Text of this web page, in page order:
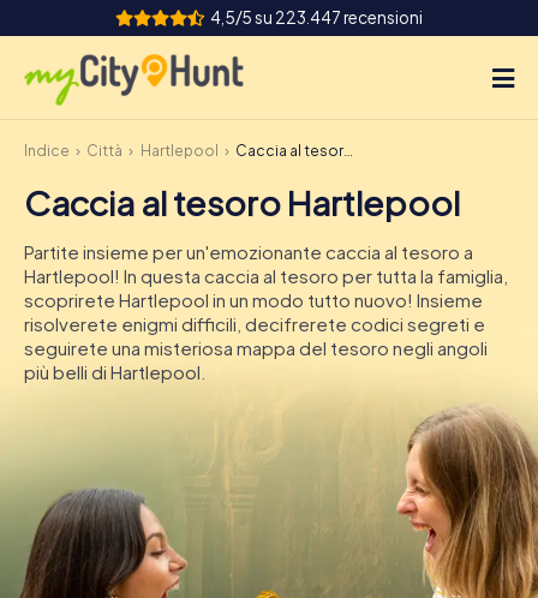
4,5/5 su 223.447 recensioni
Come funziona
Città
Tour
Team Building
Biglietti
DE
IE
IT
Indice Città Hartlepool Caccia al tesoro Hartlepool
Caccia al tesoro Hartlepool
Partite insieme per un'emozionante caccia al tesoro a
Hartlepool! In questa caccia al tesoro per tutta la famiglia,
scoprirete Hartlepool in un modo tutto nuovo! Insieme
risolverete enigmi difficili, decifrerete codici segreti e
seguirete una misteriosa mappa del tesoro negli angoli
più belli di Hartlepool.